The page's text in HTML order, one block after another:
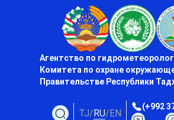
Агентство по
Комитета по охране
Правительстве Республики
TJ/RU/EN
(+992